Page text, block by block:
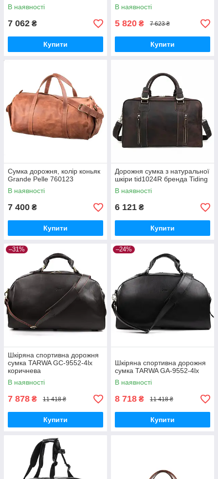
В наявності
7 062 ₴
Купити
В наявності
5 820 ₴ 7 623 ₴
Купити
Сумка дорожня, колір коньяк
Grande Pelle 760123
В наявності
7 400 ₴
Купити
Дорожня сумка з натуральної
шкіри tid1024R бренда Tiding
В наявності
6 121 ₴
Купити
–31%
Шкіряна спортивна дорожня
сумка TARWA GC-9552-4lx
коричнева
В наявності
7 878 ₴ 11 418 ₴
Купити
–24%
Шкіряна спортивна дорожня
сумка TARWA GA-9552-4lx
В наявності
8 718 ₴ 11 418 ₴
Купити